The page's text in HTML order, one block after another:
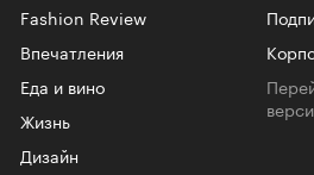
Fashion Review
Впечатления
Еда и вино
Жизнь
Дизайн